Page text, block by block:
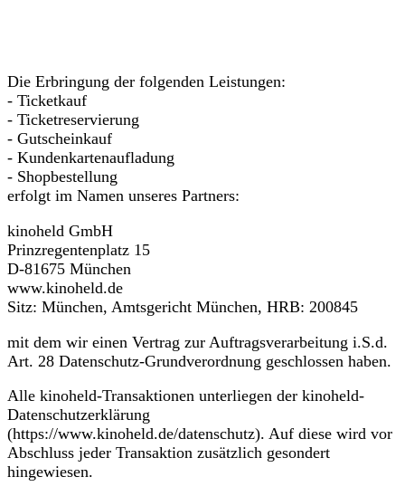
Die Erbringung der folgenden Leistungen:
- Ticketkauf
- Ticketreservierung
- Gutscheinkauf
- Kundenkartenaufladung
- Shopbestellung
erfolgt im Namen unseres Partners:
kinoheld GmbH
Prinzregentenplatz 15
D-81675 München
www.kinoheld.de
Sitz: München, Amtsgericht München, HRB: 200845
mit dem wir einen Vertrag zur Auftragsverarbeitung i.S.d.
Art. 28 Datenschutz-Grundverordnung geschlossen haben.
Alle kinoheld-Transaktionen unterliegen der kinoheld-
Datenschutzerklärung
(https://www.kinoheld.de/datenschutz). Auf diese wird vor
Abschluss jeder Transaktion zusätzlich gesondert
hingewiesen.